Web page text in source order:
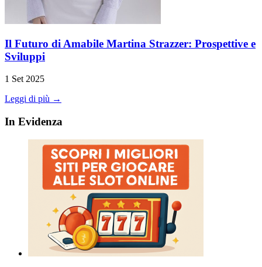
Il Futuro di Amabile Martina Strazzer: Prospettive e
Sviluppi
1 Set 2025
Leggi di più →
In Evidenza